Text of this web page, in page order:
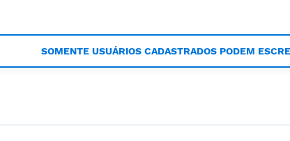
SOMENTE USUÁRIOS CADASTRADOS PODEM